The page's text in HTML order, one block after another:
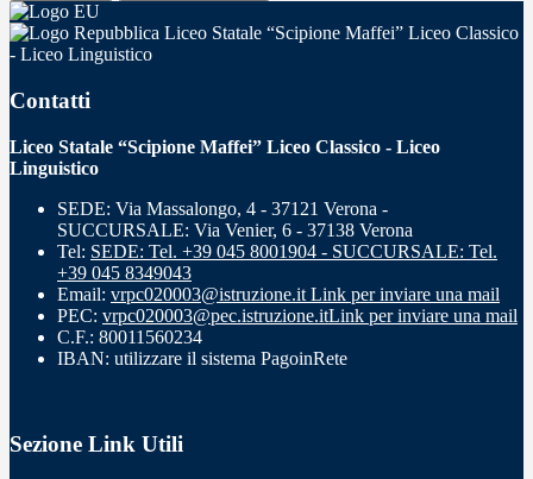
Liceo Statale “Scipione Maffei” Liceo Classico
- Liceo Linguistico
Contatti
Liceo Statale “Scipione Maffei” Liceo Classico - Liceo
Linguistico
SEDE: Via Massalongo, 4 - 37121 Verona -
SUCCURSALE: Via Venier, 6 - 37138 Verona
Tel: SEDE: Tel. +39 045 8001904 - SUCCURSALE: Tel.
+39 045 8349043
Email: vrpc020003@istruzione.it Link per inviare una mail
PEC: vrpc020003@pec.istruzione.itLink per inviare una mail
C.F.: 80011560234
IBAN: utilizzare il sistema PagoinRete
Sezione Link Utili